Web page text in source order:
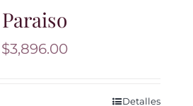
Paraiso
$3,896.00
Detalles